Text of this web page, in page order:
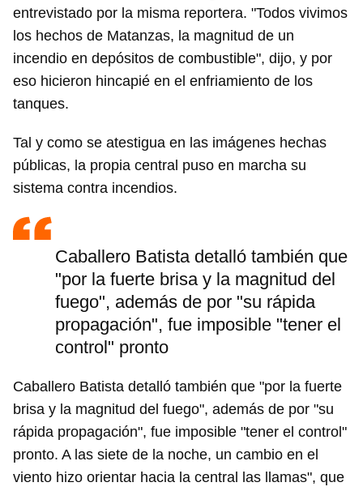
entrevistado por la misma reportera. "Todos vivimos
los hechos de Matanzas, la magnitud de un
incendio en depósitos de combustible", dijo, y por
eso hicieron hincapié en el enfriamiento de los
tanques.
Tal y como se atestigua en las imágenes hechas
públicas, la propia central puso en marcha su
sistema contra incendios.
Caballero Batista detalló también que
"por la fuerte brisa y la magnitud del
fuego", además de por "su rápida
propagación", fue imposible "tener el
control" pronto
Caballero Batista detalló también que "por la fuerte
brisa y la magnitud del fuego", además de por "su
rápida propagación", fue imposible "tener el control"
pronto. A las siete de la noche, un cambio en el
viento hizo orientar hacia la central las llamas", que